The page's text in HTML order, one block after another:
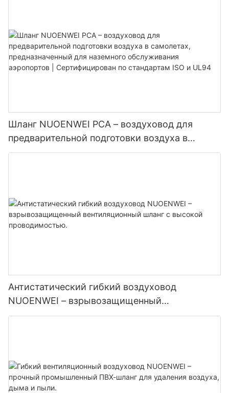
Шланг NUOENWEI PCA – воздуховод для
предварительной подготовки воздуха в
самолетах, предназначенный для наземного
Антистатический гибкий воздуховод
NUOENWEI – взрывозащищенный
вентиляционный шланг с высокой